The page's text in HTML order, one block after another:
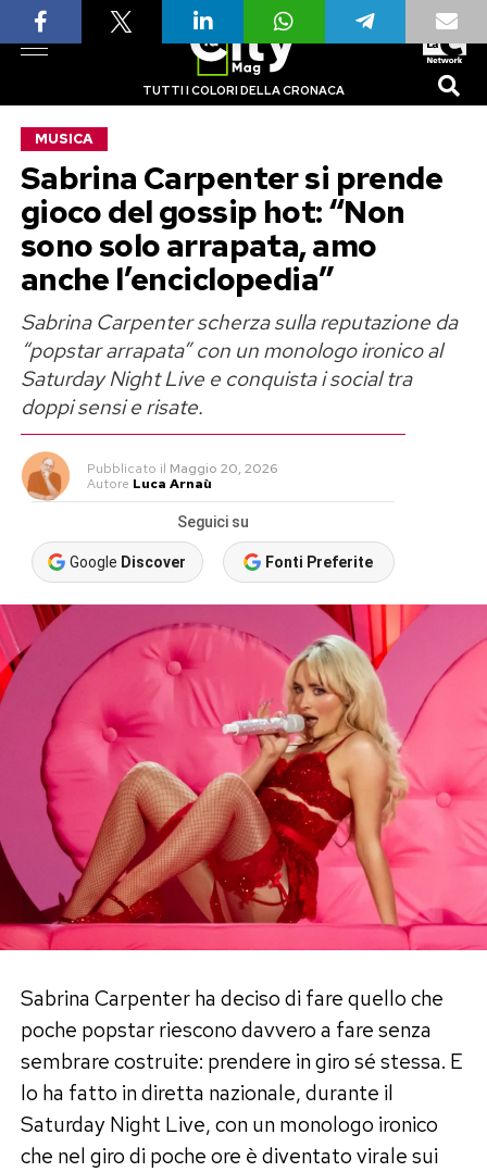
TUTTI I COLORI DELLA CRONACA
MUSICA
Sabrina Carpenter si prende
gioco del gossip hot: “Non
sono solo arrapata, amo
anche l’enciclopedia”
Sabrina Carpenter scherza sulla reputazione da
“popstar arrapata” con un monologo ironico al
Saturday Night Live e conquista i social tra
doppi sensi e risate.
Pubblicato il Maggio 20, 2026
Autore Luca Arnaù
Seguici su
Google Discover Fonti Preferite
Sabrina Carpenter ha deciso di fare quello che
poche popstar riescono davvero a fare senza
sembrare costruite: prendere in giro sé stessa. E
lo ha fatto in diretta nazionale, durante il
Saturday Night Live, con un monologo ironico
che nel giro di poche ore è diventato virale sui